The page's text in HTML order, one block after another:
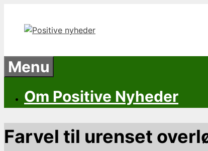
indhold
Menu
Om Positive Nyheder
Farvel til urenset